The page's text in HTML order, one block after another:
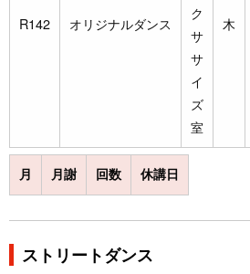
R142 オリジナルダンス
ク
サ
サ
イ
ズ
室
木
月 月謝 回数 休講日
ストリートダンス